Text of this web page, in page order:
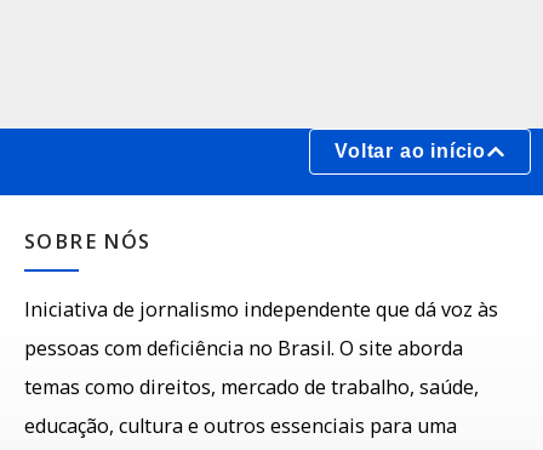
Voltar ao início
SOBRE NÓS
Iniciativa de jornalismo independente que dá voz às
pessoas com deficiência no Brasil. O site aborda
temas como direitos, mercado de trabalho, saúde,
educação, cultura e outros essenciais para uma